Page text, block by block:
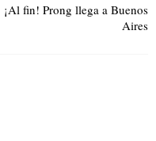
¡Al fin! Prong llega a Buenos
Aires